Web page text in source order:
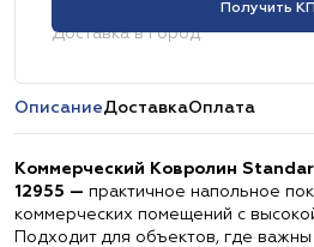
Получить КП
Доставка в город:
ОписаниеДоставкаОплата
Коммерческий Ковролин
12955 — практичное напольное
коммерческих помещений с
Подходит для объектов, где